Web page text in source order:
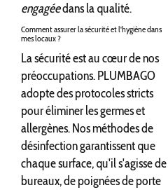
engagéedans la qualité.
Comment assurer la sécurité et l'hygiène dans
mes locaux ?
La sécurité est au cœur de nos
préoccupations. PLUMBAGO
adopte des protocoles stricts
pour éliminer les germes et
allergènes. Nos méthodes de
désinfection garantissent que
chaque surface, qu'il s'agisse de
bureaux, de poignées de porte